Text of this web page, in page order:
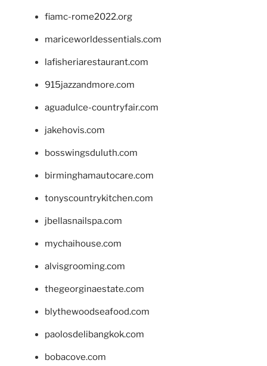
fiamc-rome2022.org
mariceworldessentials.com
lafisheriarestaurant.com
915jazzandmore.com
aguadulce-countryfair.com
jakehovis.com
bosswingsduluth.com
birminghamautocare.com
tonyscountrykitchen.com
jbellasnailspa.com
mychaihouse.com
alvisgrooming.com
thegeorginaestate.com
blythewoodseafood.com
paolosdelibangkok.com
bobacove.com